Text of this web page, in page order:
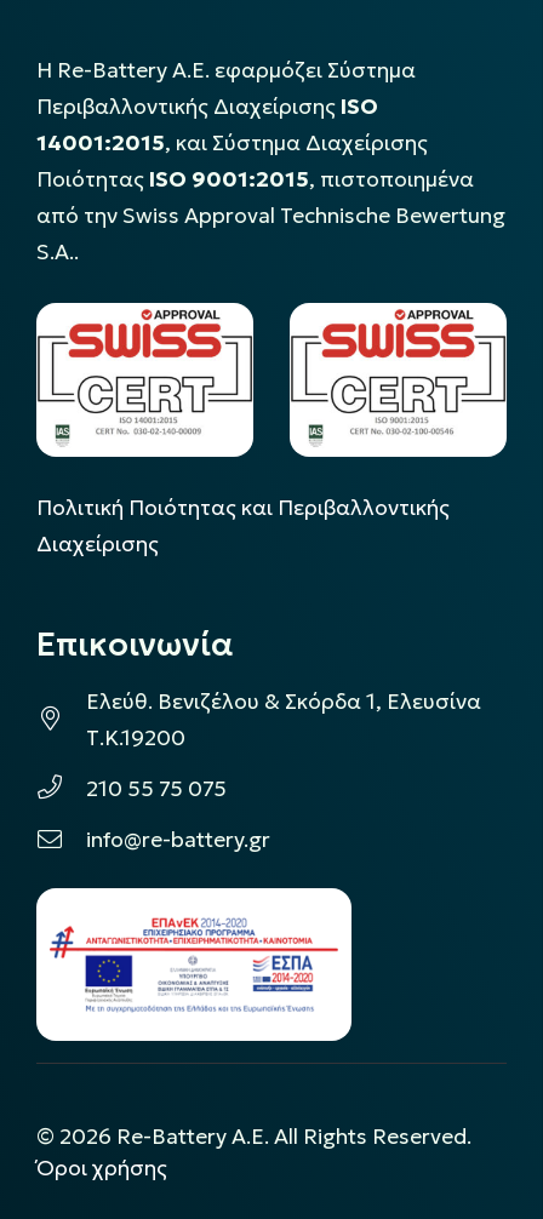
Η Re-Battery Α.Ε. εφαρμόζει Σύστημα
Περιβαλλοντικής Διαχείρισης ISO
14001:2015, και Σύστημα Διαχείρισης
Ποιότητας ISO 9001:2015, πιστοποιημένα
από την Swiss Approval Technische Bewertung
S.A..
Πολιτική Ποιότητας και Περιβαλλοντικής
Διαχείρισης
Επικοινωνία
Ελεύθ. Βενιζέλου & Σκόρδα 1, Ελευσίνα
Τ.Κ.19200
210 55 75 075
info@re-battery.gr
© 2026 Re-Battery A.E. All Rights Reserved.
Όροι χρήσης